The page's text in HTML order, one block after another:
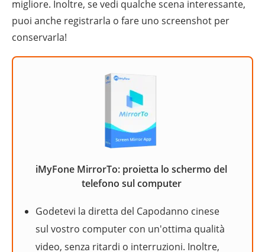
migliore. Inoltre, se vedi qualche scena interessante,
puoi anche registrarla o fare uno screenshot per
conservarla!
iMyFone MirrorTo: proietta lo schermo del
telefono sul computer
Godetevi la diretta del Capodanno cinese
sul vostro computer con un'ottima qualità
video, senza ritardi o interruzioni. Inoltre,